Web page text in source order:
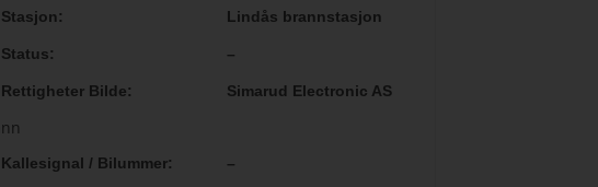
Stasjon Lindås brannstasjon
Status –
Rettigheter Bilde Simarud Electronic AS
Kallesignal / Bilummer –